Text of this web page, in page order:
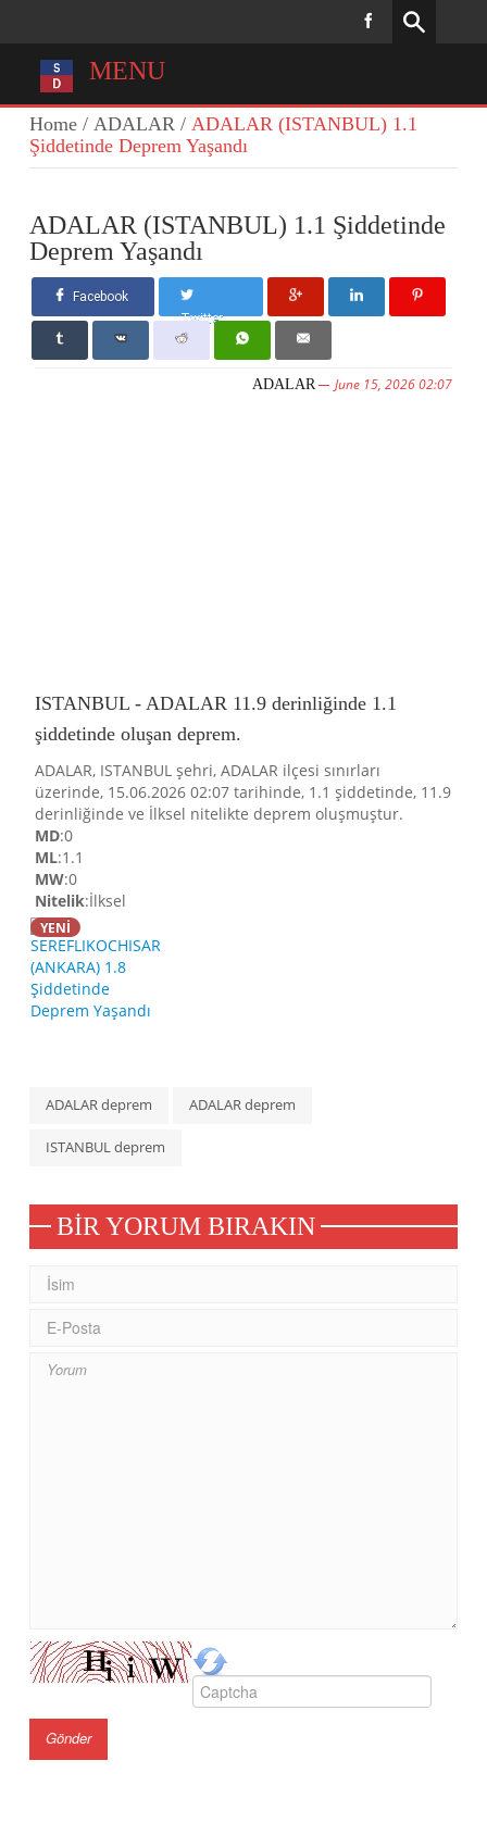
MENU
Home /ADALAR /ADALAR (ISTANBUL) 1.1
Şiddetinde Deprem Yaşandı
ADALAR (ISTANBUL) 1.1 Şiddetinde
Deprem Yaşandı
Facebook
Twitter
ADALAR June 15, 2026 02:07
ISTANBUL - ADALAR 11.9 derinliğinde 1.1
şiddetinde oluşan deprem.
ADALAR, ISTANBUL şehri, ADALAR ilçesi sınırları
üzerinde, 15.06.2026 02:07 tarihinde, 1.1 şiddetinde, 11.9
derinliğinde ve İlksel nitelikte deprem oluşmuştur.
MD:0
ML:1.1
MW:0
Nitelik:İlksel
YENİ
ADALAR deprem ADALAR deprem
ISTANBUL deprem
BIR YORUM BIRAKIN